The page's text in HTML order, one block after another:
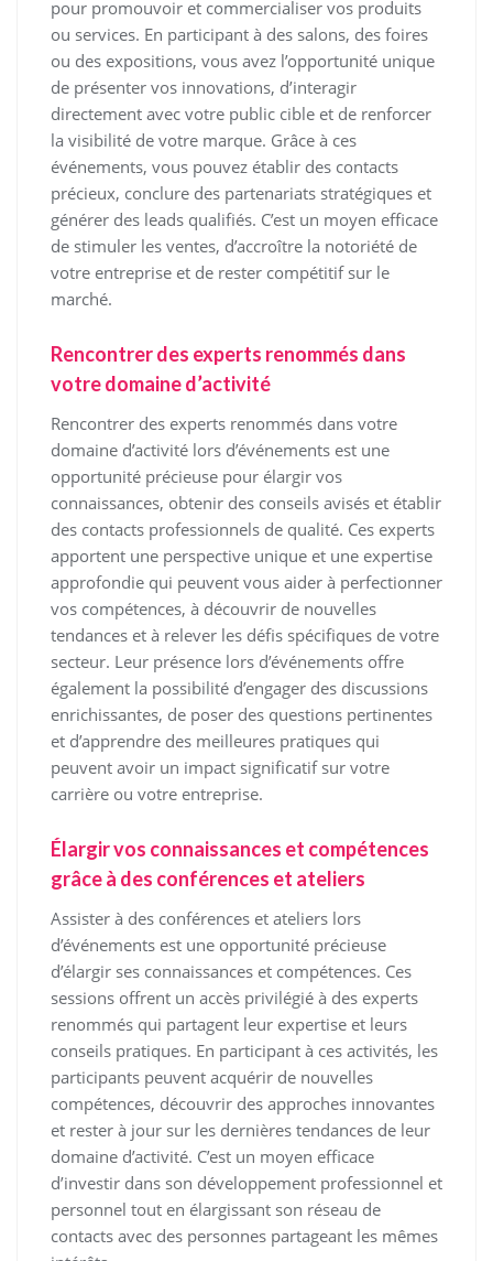
pour promouvoir et commercialiser vos produits
ou services. En participant à des salons, des foires
ou des expositions, vous avez l’opportunité unique
de présenter vos innovations, d’interagir
directement avec votre public cible et de renforcer
la visibilité de votre marque. Grâce à ces
événements, vous pouvez établir des contacts
précieux, conclure des partenariats stratégiques et
générer des leads qualifiés. C’est un moyen efficace
de stimuler les ventes, d’accroître la notoriété de
votre entreprise et de rester compétitif sur le
marché.
Rencontrer des experts renommés dans
votre domaine d’activité
Rencontrer des experts renommés dans votre
domaine d’activité lors d’événements est une
opportunité précieuse pour élargir vos
connaissances, obtenir des conseils avisés et établir
des contacts professionnels de qualité. Ces experts
apportent une perspective unique et une expertise
approfondie qui peuvent vous aider à perfectionner
vos compétences, à découvrir de nouvelles
tendances et à relever les défis spécifiques de votre
secteur. Leur présence lors d’événements offre
également la possibilité d’engager des discussions
enrichissantes, de poser des questions pertinentes
et d’apprendre des meilleures pratiques qui
peuvent avoir un impact significatif sur votre
carrière ou votre entreprise.
Élargir vos connaissances et compétences
grâce à des conférences et ateliers
Assister à des conférences et ateliers lors
d’événements est une opportunité précieuse
d’élargir ses connaissances et compétences. Ces
sessions offrent un accès privilégié à des experts
renommés qui partagent leur expertise et leurs
conseils pratiques. En participant à ces activités, les
participants peuvent acquérir de nouvelles
compétences, découvrir des approches innovantes
et rester à jour sur les dernières tendances de leur
domaine d’activité. C’est un moyen efficace
d’investir dans son développement professionnel et
personnel tout en élargissant son réseau de
contacts avec des personnes partageant les mêmes